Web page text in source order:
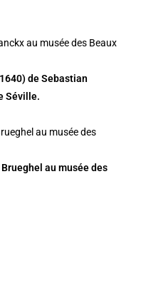
de Sebastian
Séville.
au musée des